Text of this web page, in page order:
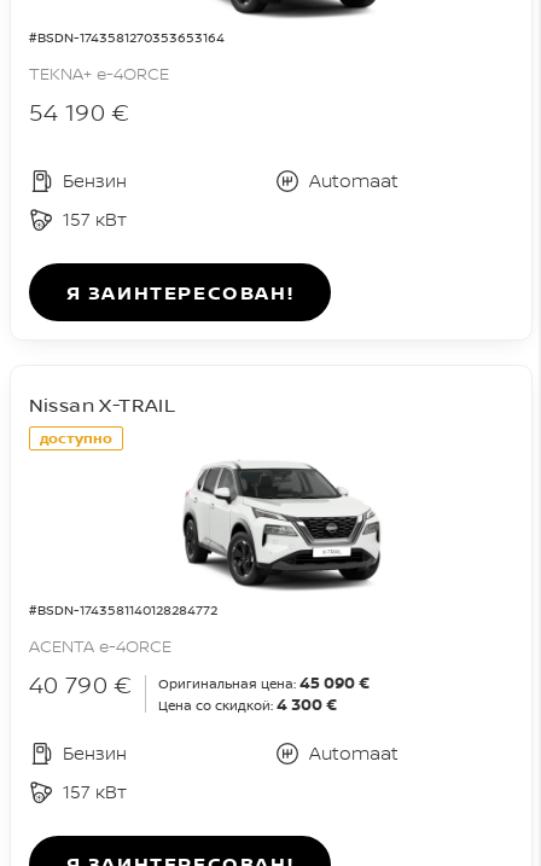
#BSDN-1743581270353653164
TEKNA+ e-4ORCE
54 190 €
Бензин
Automaat
157 кВт
Я ЗАИНТЕРЕСОВАН!
доступно
#BSDN-1743581140128284772
Nissan X-TRAIL
ACENTA e-4ORCE
40 790 € Оригинальная цена: 45 090 €
Цена со скидкой: 4 300 €
Бензин
Automaat
157 кВт